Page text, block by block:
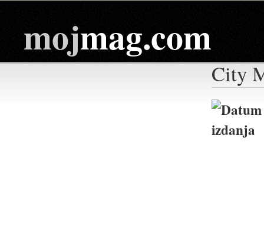
mojmag.com
City